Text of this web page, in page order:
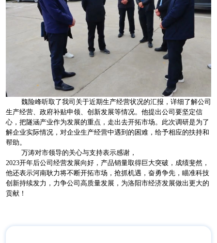
魏险峰听取了我司关于近期生产经营状况的汇报，详细了解公司
生产经营、政府补贴申领、创新发展等情况。他提出公司要坚定信
心，把隧涵产业作为发展的重点，走出去开拓市场。此次调研是为了
解企业实际情况，对企业生产经营中遇到的困难，给予相应的扶持和
帮助。
万涛对市领导的关心与支持表示感谢，
2023开年后公司经营发展向好，产品销量取得巨大突破，成绩斐然，
他还表示河南耿力将不断开拓市场，抢抓机遇，奋勇争先，瞄准科技
创新持续发力，力争公司高质量发展，为洛阳市经济发展做出更大的
贡献！